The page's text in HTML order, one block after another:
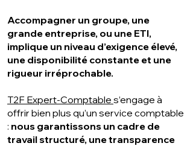
Accompagner un groupe, une
grande entreprise, ou une ETI,
implique un niveau d’exigence élevé,
une disponibilité constante et une
rigueur irréprochable.
T2F Expert-Comptable s’engage à
offrir bien plus qu’un service comptable
: nous garantissons un cadre de
travail structuré, une transparence